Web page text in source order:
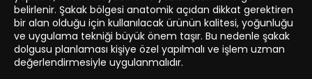
belirlenir. Şakak bölgesi anatomik açıdan dikkat gerektiren
bir alan olduğu için kullanılacak ürünün kalitesi, yoğunluğu
ve uygulama tekniği büyük önem taşır. Bu nedenle şakak
dolgusu planlaması kişiye özel yapılmalı ve işlem uzman
değerlendirmesiyle uygulanmalıdır.